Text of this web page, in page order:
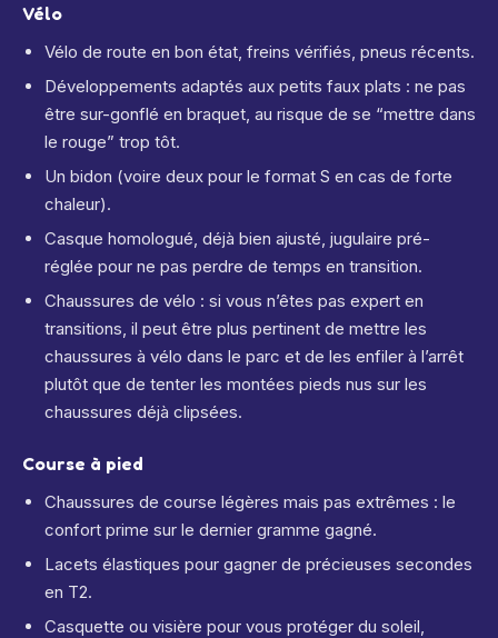
Vélo
Vélo de route en bon état, freins vérifiés, pneus récents.
Développements adaptés aux petits faux plats : ne pas
être sur-gonflé en braquet, au risque de se “mettre dans
le rouge” trop tôt.
Un bidon (voire deux pour le format S en cas de forte
chaleur).
Casque homologué, déjà bien ajusté, jugulaire pré-
réglée pour ne pas perdre de temps en transition.
Chaussures de vélo : si vous n’êtes pas expert en
transitions, il peut être plus pertinent de mettre les
chaussures à vélo dans le parc et de les enfiler à l’arrêt
plutôt que de tenter les montées pieds nus sur les
chaussures déjà clipsées.
Course à pied
Chaussures de course légères mais pas extrêmes : le
confort prime sur le dernier gramme gagné.
Lacets élastiques pour gagner de précieuses secondes
en T2.
Casquette ou visière pour vous protéger du soleil,